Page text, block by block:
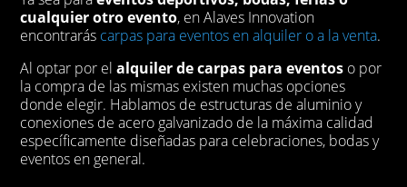
cualquier otro evento, en Alaves Innovation
encontrarás carpas para eventos en alquiler o a la venta.
Al optar por elalquiler de carpas para eventos o por
la compra de las mismas existen muchas opciones
donde elegir. Hablamos de estructuras de aluminio y
conexiones de acero galvanizado de la máxima calidad
específicamente diseñadas para celebraciones, bodas y
eventos en general.